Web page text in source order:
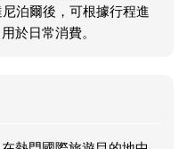
泊爾後，可根據行程進
於日常消費。